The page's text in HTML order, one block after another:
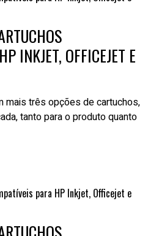
INKJET, OFFICEJET E
mais três opções de cartuchos,
tanto para o produto quanto